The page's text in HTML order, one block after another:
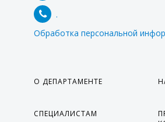
.
Обработка персональной
О ДЕПАРТАМЕНТЕ
СПЕЦИАЛИСТАМ